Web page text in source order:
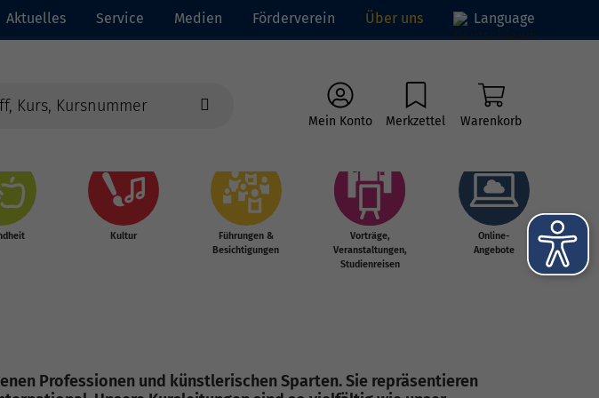
Aktuelles Service Medien Förderverein Über uns Language
Mein Konto Merkzettel Warenkorb
Kultur
Führungen &
Besichtigungen
Vorträge,
Veranstaltungen,
Studienreisen
Online-
Angebote
Professionen und künstlerischen Sparten. Sie repräsentieren